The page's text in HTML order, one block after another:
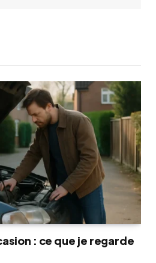
: ce que je regarde